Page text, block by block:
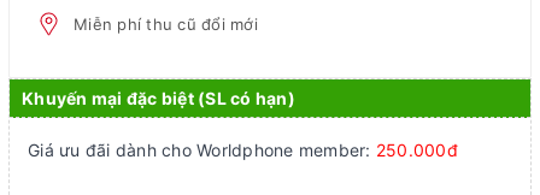
Miễn phí thu cũ đổi mới
Khuyến mại đặc biệt (SL có hạn)
Giá ưu đãi dành cho Worldphone member: 250.000đ